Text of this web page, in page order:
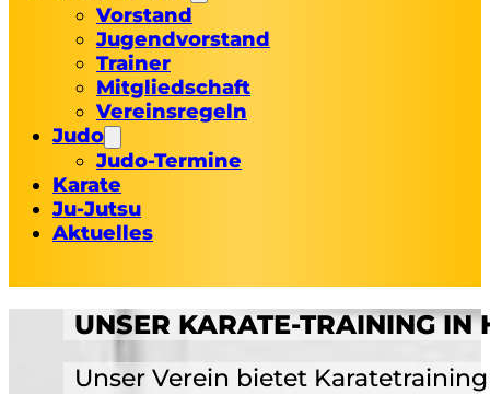
Vorstand
Jugendvorstand
Trainer
Mitgliedschaft
Vereinsregeln
Judo
Judo-Termine
Karate
Ju-Jutsu
Aktuelles
UNSER KARATE-TRAINING IN
Unser Verein bietet